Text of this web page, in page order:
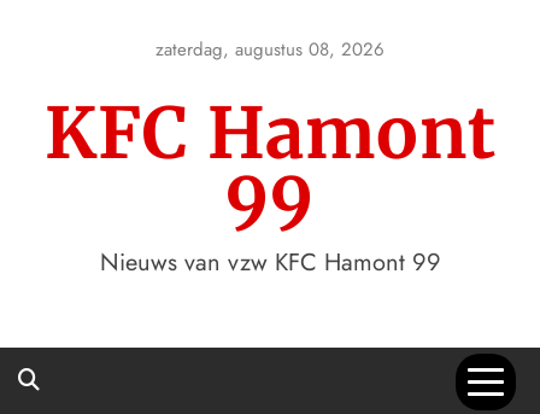
zaterdag, augustus 08, 2026
KFC Hamont
99
Nieuws van vzw KFC Hamont 99